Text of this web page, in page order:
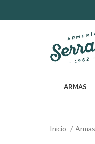
ARMAS
Inicio Armas